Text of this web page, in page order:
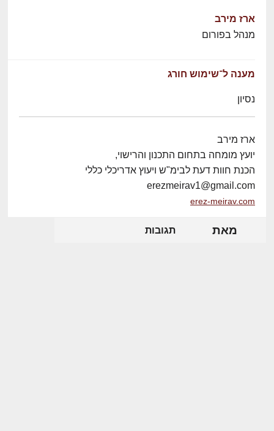
ארז מירב
מנהל בפורום
מענה ל־שימוש חורג
נסיון
ארז מירב
יועץ מומחה בתחום התכנון והרישוי,
הכנת חוות דעת לבימ"ש ויעוץ אדריכלי כללי
erezmeirav1@gmail.com
erez-meirav.com
מאת תגובות